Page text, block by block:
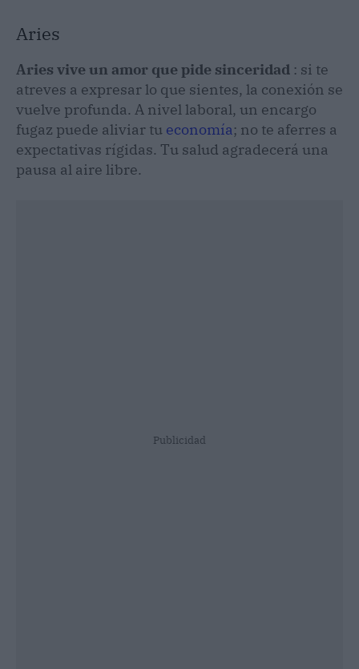
Aries
Aries vive un amor que pide sinceridad : si te
atreves a expresar lo que sientes, la conexión se
vuelve profunda. A nivel laboral, un encargo
fugaz puede aliviar tu economía; no te aferres a
expectativas rígidas. Tu salud agradecerá una
pausa al aire libre.
Publicidad